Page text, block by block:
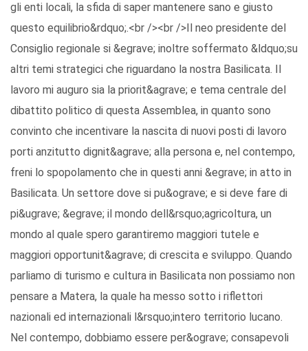
gli enti locali, la sfida di saper mantenere sano e giusto
questo equilibrio&rdquo;.<br /><br />Il neo presidente del
Consiglio regionale si &egrave; inoltre soffermato &ldquo;su
altri temi strategici che riguardano la nostra Basilicata. Il
lavoro mi auguro sia la priorit&agrave; e tema centrale del
dibattito politico di questa Assemblea, in quanto sono
convinto che incentivare la nascita di nuovi posti di lavoro
porti anzitutto dignit&agrave; alla persona e, nel contempo,
freni lo spopolamento che in questi anni &egrave; in atto in
Basilicata. Un settore dove si pu&ograve; e si deve fare di
pi&ugrave; &egrave; il mondo dell&rsquo;agricoltura, un
mondo al quale spero garantiremo maggiori tutele e
maggiori opportunit&agrave; di crescita e sviluppo. Quando
parliamo di turismo e cultura in Basilicata non possiamo non
pensare a Matera, la quale ha messo sotto i riflettori
nazionali ed internazionali l&rsquo;intero territorio lucano.
Nel contempo, dobbiamo essere per&ograve; consapevoli